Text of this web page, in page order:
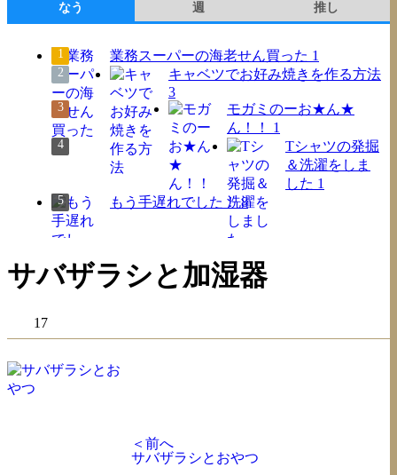
なう 週 推し
業務スーパーの海老せん買った 1
キャベツでお好み焼きを作る方法
3
モガミのーお★ん★
ん！！
1
Tシャツの発掘
＆洗濯をしま
した 1
もう手遅れでした！ 8
サバザラシと加湿器
17
＜前へ
サバザラシとおやつ